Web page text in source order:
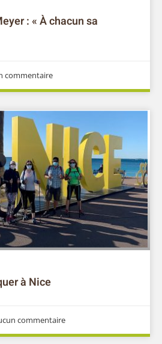
: « À chacun sa
commentaire
à Nice
commentaire